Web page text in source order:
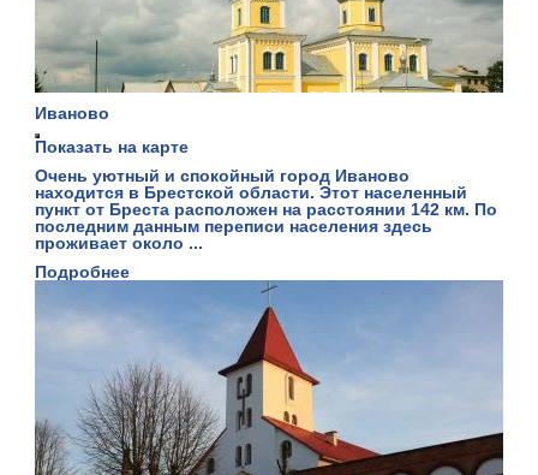
Иваново
Показать на карте
Очень уютный и спокойный город Иваново
находится в Брестской области. Этот населенный
пункт от Бреста расположен на расстоянии 142 км. По
последним данным переписи населения здесь
проживает около ...
Подробнее